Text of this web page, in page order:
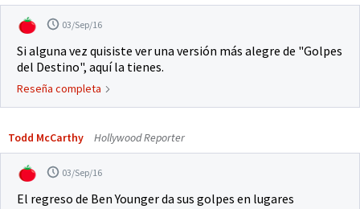
03/Sep/16
Si alguna vez quisiste ver una versión más alegre de "Golpes
del Destino", aquí la tienes.
Reseña completa
Todd McCarthy Hollywood Reporter
03/Sep/16
El regreso de Ben Younger da sus golpes en lugares